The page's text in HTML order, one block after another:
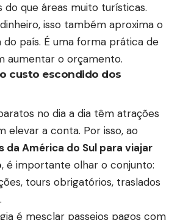
do que áreas muito turísticas.
isso também aproxima o
do país. É uma forma prática de
aumentar o orçamento.
custo escondido dos
no dia a dia têm atrações
elevar a conta. Por isso, ao
da América do Sul para viajar
, é importante olhar o conjunto:
tours obrigatórios, traslados
é mesclar passeios pagos com